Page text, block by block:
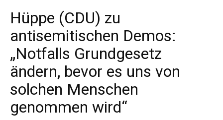
Hüppe (CDU) zu
antisemitischen Demos:
„Notfalls Grundgesetz
ändern, bevor es uns von
solchen Menschen
genommen wird“